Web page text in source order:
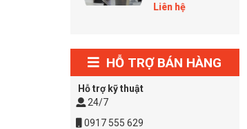
-43 %
Liên hệ
HỖ TRỢ BÁN HÀNG
Hỗ trợ kỹ thuật
24/7
0917 555 629